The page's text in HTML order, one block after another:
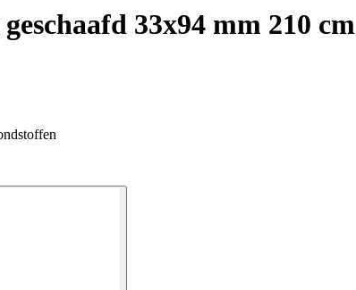
33x94 mm 210 cm